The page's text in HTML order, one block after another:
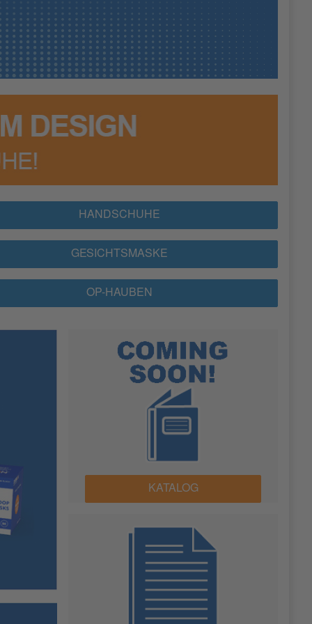
HANDSCHUHE
GESICHTSMASKE
OP-HAUBEN
KATALOG